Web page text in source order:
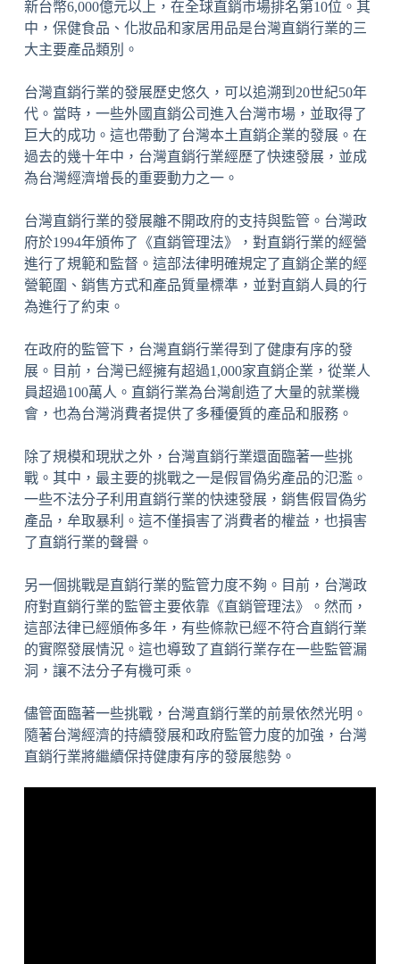
新台幣6,000億元以上，在全球直銷市場排名第10位。其
中，保健食品、化妝品和家居用品是台灣直銷行業的三
大主要產品類別。
台灣直銷行業的發展歷史悠久，可以追溯到20世紀50年
代。當時，一些外國直銷公司進入台灣市場，並取得了
巨大的成功。這也帶動了台灣本土直銷企業的發展。在
過去的幾十年中，台灣直銷行業經歷了快速發展，並成
為台灣經濟增長的重要動力之一。
台灣直銷行業的發展離不開政府的支持與監管。台灣政
府於1994年頒佈了《直銷管理法》，對直銷行業的經營
進行了規範和監督。這部法律明確規定了直銷企業的經
營範圍、銷售方式和產品質量標準，並對直銷人員的行
為進行了約束。
在政府的監管下，台灣直銷行業得到了健康有序的發
展。目前，台灣已經擁有超過1,000家直銷企業，從業人
員超過100萬人。直銷行業為台灣創造了大量的就業機
會，也為台灣消費者提供了多種優質的產品和服務。
除了規模和現狀之外，台灣直銷行業還面臨著一些挑
戰。其中，最主要的挑戰之一是假冒偽劣產品的氾濫。
一些不法分子利用直銷行業的快速發展，銷售假冒偽劣
產品，牟取暴利。這不僅損害了消費者的權益，也損害
了直銷行業的聲譽。
另一個挑戰是直銷行業的監管力度不夠。目前，台灣政
府對直銷行業的監管主要依靠《直銷管理法》。然而，
這部法律已經頒佈多年，有些條款已經不符合直銷行業
的實際發展情況。這也導致了直銷行業存在一些監管漏
洞，讓不法分子有機可乘。
儘管面臨著一些挑戰，台灣直銷行業的前景依然光明。
隨著台灣經濟的持續發展和政府監管力度的加強，台灣
直銷行業將繼續保持健康有序的發展態勢。